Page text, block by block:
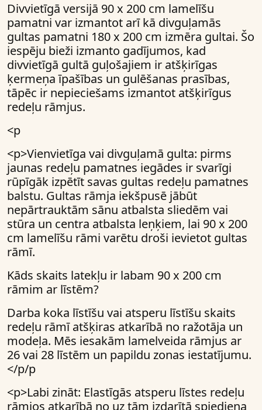
Divvietīgā versijā 90 x 200 cm lamelīšu
pamatni var izmantot arī kā divguļamās
gultas pamatni 180 x 200 cm izmēra gultai. Šo
iespēju bieži izmanto gadījumos, kad
divvietīgā gultā guļošajiem ir atšķirīgas
ķermeņa īpašības un gulēšanas prasības,
tāpēc ir nepieciešams izmantot atšķirīgus
redeļu rāmjus.
<p
<p>Vienvietīga vai divguļamā gulta: pirms
jaunas redeļu pamatnes iegādes ir svarīgi
rūpīgāk izpētīt savas gultas redeļu pamatnes
balstu. Gultas rāmja iekšpusē jābūt
nepārtrauktām sānu atbalsta sliedēm vai
stūra un centra atbalsta leņķiem, lai 90 x 200
cm lamelīšu rāmi varētu droši ievietot gultas
rāmī.
Kāds skaits latekļu ir labam 90 x 200 cm
rāmim ar līstēm?
Darba koka līstīšu vai atsperu līstīšu skaits
redeļu rāmī atšķiras atkarībā no ražotāja un
modeļa. Mēs iesakām lamelveida rāmjus ar
26 vai 28 līstēm un papildu zonas iestatījumu.
</p/p
<p>Labi zināt: Elastīgās atsperu līstes redeļu
rāmjos atkarībā no uz tām izdarītā spiediena